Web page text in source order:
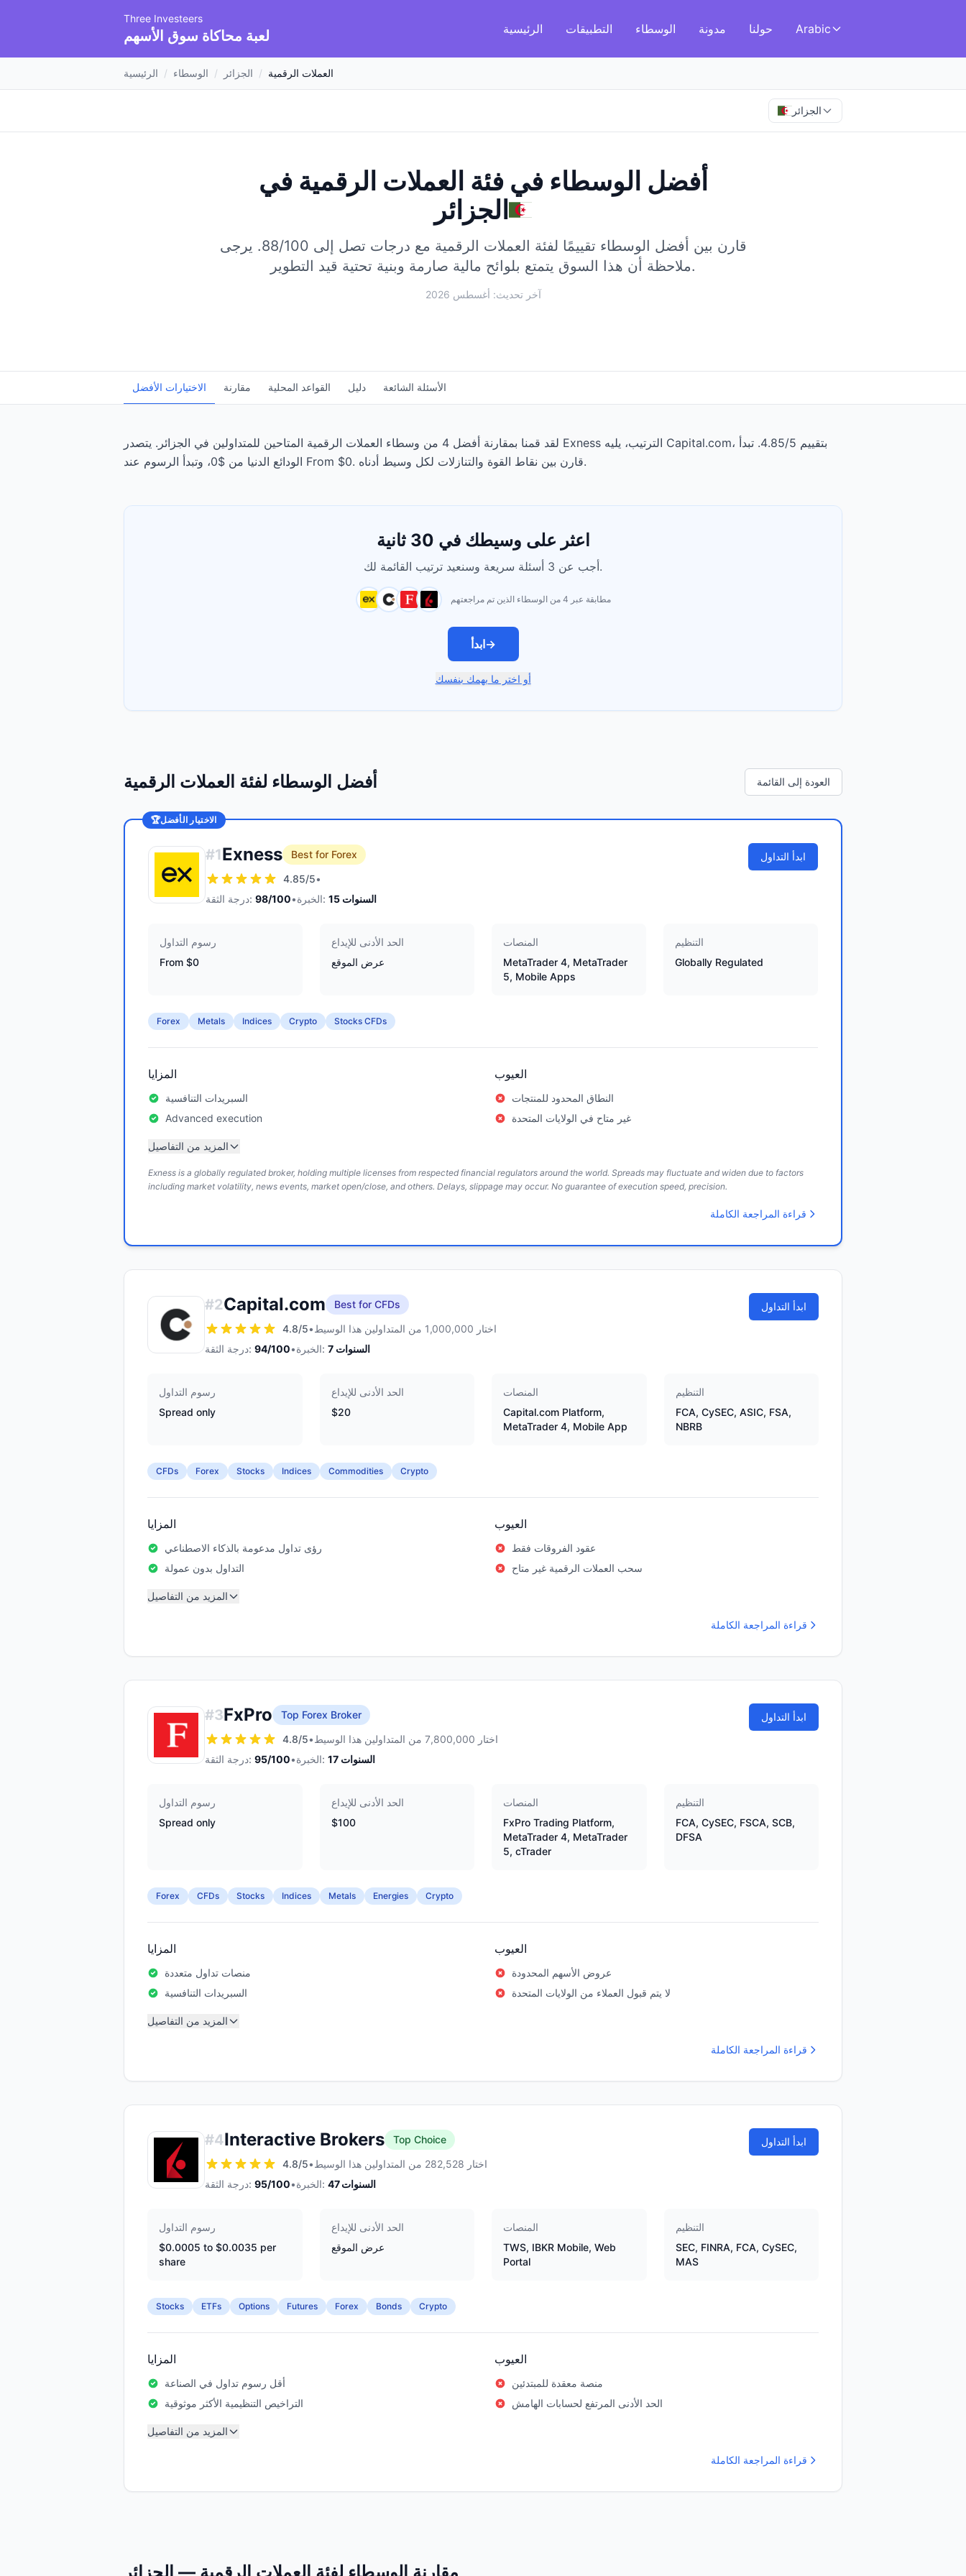
Three Investeers
لعبة محاكاة سوق الأسهم الرئيسية التطبيقات الوسطاء مدونة حولنا Arabic
الرئيسية / الوسطاء / الجزائر / العملات الرقمية
الجزائر
أفضل الوسطاء في فئة العملات الرقمية في
الجزائر
قارن بين أفضل الوسطاء تقييمًا لفئة العملات الرقمية مع درجات تصل إلى 88/100.
يرجى
ملاحظة أن هذا السوق يتمتع بلوائح مالية صارمة وبنية تحتية قيد التطوير.
آخر تحديث: أغسطس 2026
الاختيارات الأفضل مقارنة القواعد المحلية دليل الأسئلة الشائعة
لقد قمنا بمقارنة أفضل 4 من وسطاء العملات الرقمية المتاحين للمتداولين في الجزائر. يتصدر Exness الترتيب، يليه Capital.com، بتقييم 4.85/5. تبدأ
الودائع الدنيا من $0، وتبدأ الرسوم عند From $0. قارن بين نقاط القوة والتنازلات لكل وسيط أدناه.
اعثر على وسيطك في 30 ثانية
أجب عن 3 أسئلة سريعة وسنعيد ترتيب القائمة لك.
مطابقة عبر 4 من الوسطاء الذين تم مراجعتهم
ابدأ→
أو اختر ما يهمك بنفسك
أفضل الوسطاء لفئة العملات الرقمية العودة إلى القائمة
🏆الاختيار الأفضل
#1Exness
Best for Forex
4.85/5•
درجة الثقة: 98/100• الخبرة: 15 السنوات
ابدأ التداول
رسوم التداول
From $0
الحد الأدنى للإيداع
عرض الموقع
المنصات
MetaTrader 4, MetaTrader
5, Mobile Apps
التنظيم
Globally Regulated
Forex Metals Indices Crypto Stocks CFDs
المزايا
السبريدات التنافسية
Advanced execution
العيوب
النطاق المحدود للمنتجات
غير متاح في الولايات المتحدة
المزيد من التفاصيل
Exness is a globally regulated broker, holding multiple licenses from respected financial regulators around the world. Spreads may fluctuate and widen due to factors
including market volatility, news events, market open/close, and others. Delays, slippage may occur. No guarantee of execution speed, precision.
قراءة المراجعة الكاملة
#2Capital.com
Best for CFDs
4.8/5•
اختار 1,000,000 من المتداولين هذا الوسيط
درجة الثقة: 94/100• الخبرة: 7 السنوات
ابدأ التداول
رسوم التداول
Spread only
الحد الأدنى للإيداع
$20
المنصات
Capital.com Platform,
MetaTrader 4, Mobile App
التنظيم
FCA, CySEC, ASIC, FSA,
NBRB
CFDs Forex Stocks Indices Commodities Crypto
المزايا
رؤى تداول مدعومة بالذكاء الاصطناعي
التداول بدون عمولة
العيوب
عقود الفروقات فقط
سحب العملات الرقمية غير متاح
المزيد من التفاصيل
قراءة المراجعة الكاملة
#3FxPro
Top Forex Broker
4.8/5•
اختار 7,800,000 من المتداولين هذا الوسيط
درجة الثقة: 95/100• الخبرة: 17 السنوات
ابدأ التداول
رسوم التداول
Spread only
الحد الأدنى للإيداع
$100
المنصات
FxPro Trading Platform,
MetaTrader 4, MetaTrader
5, cTrader
التنظيم
FCA, CySEC, FSCA, SCB,
DFSA
Forex CFDs Stocks Indices Metals Energies Crypto
المزايا
منصات تداول متعددة
السبريدات التنافسية
العيوب
عروض الأسهم المحدودة
لا يتم قبول العملاء من الولايات المتحدة
المزيد من التفاصيل
قراءة المراجعة الكاملة
#4Interactive Brokers
Top Choice
4.8/5•
اختار 282,528 من المتداولين هذا الوسيط
درجة الثقة: 95/100• الخبرة: 47 السنوات
ابدأ التداول
رسوم التداول
$0.0005 to $0.0035 per
share
الحد الأدنى للإيداع
عرض الموقع
المنصات
TWS, IBKR Mobile, Web
Portal
التنظيم
SEC, FINRA, FCA, CySEC,
MAS
Stocks ETFs Options Futures Forex Bonds Crypto
المزايا
أقل رسوم تداول في الصناعة
التراخيص التنظيمية الأكثر موثوقية
العيوب
منصة معقدة للمبتدئين
الحد الأدنى المرتفع لحسابات الهامش
المزيد من التفاصيل
قراءة المراجعة الكاملة